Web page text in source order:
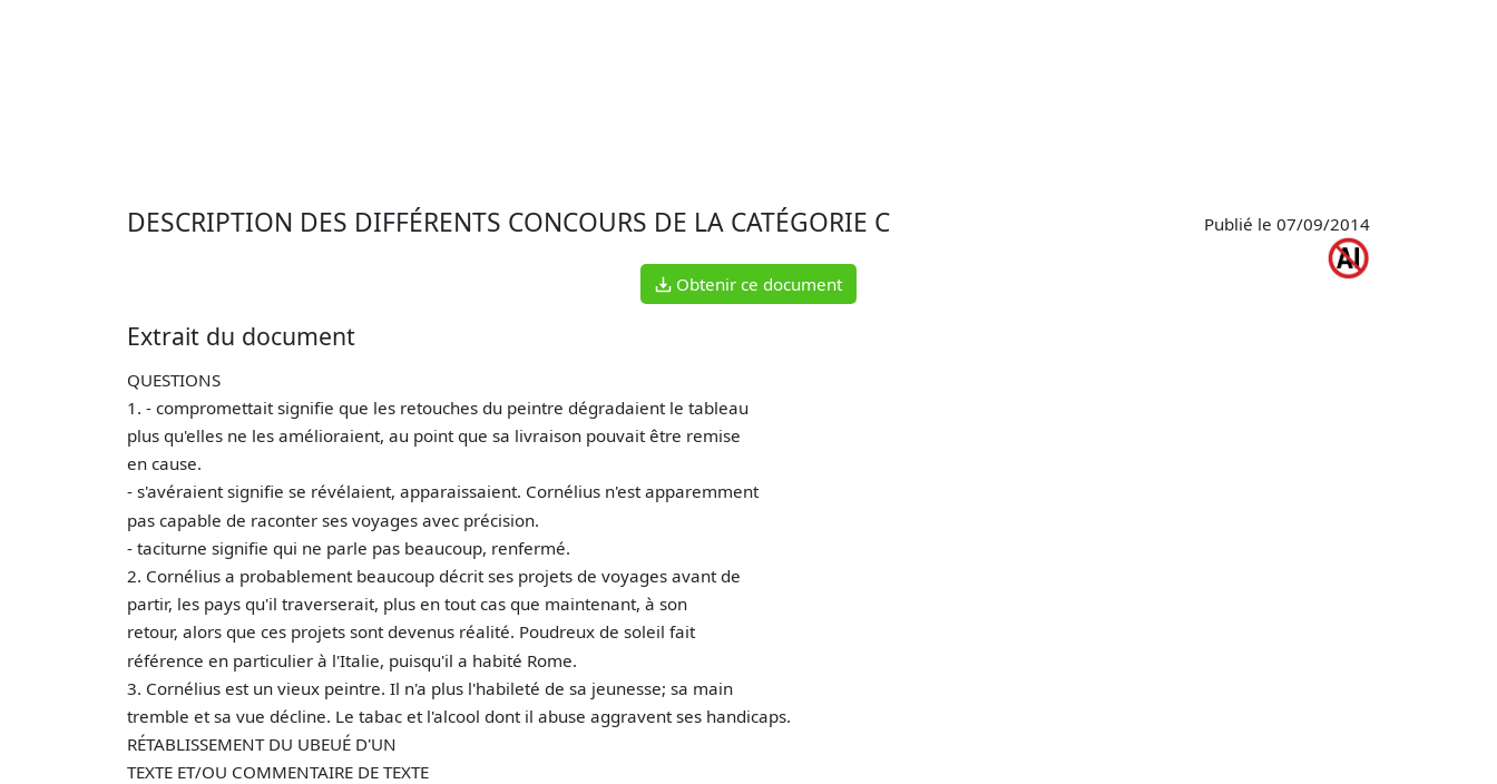
DESCRIPTION DES DIFFÉRENTS CONCOURS DE LA CATÉGORIE C Publié le 07/09/2014
Obtenir ce document
Extrait du document
QUESTIONS
1. - compromettait signifie que les retouches du peintre dégradaient le tableau
plus qu'elles ne les amélioraient, au point que sa livraison pouvait être remise
en cause.
- s'avéraient signifie se révélaient, apparaissaient. Cornélius n'est apparemment
pas capable de raconter ses voyages avec précision.
- taciturne signifie qui ne parle pas beaucoup, renfermé.
2. Cornélius a probablement beaucoup décrit ses projets de voyages avant de
partir, les pays qu'il traverserait, plus en tout cas que maintenant, à son
retour, alors que ces projets sont devenus réalité. Poudreux de soleil fait
référence en particulier à l'Italie, puisqu'il a habité Rome.
3. Cornélius est un vieux peintre. Il n'a plus l'habileté de sa jeunesse; sa main
tremble et sa vue décline. Le tabac et l'alcool dont il abuse aggravent ses handicaps.
RÉTABLISSEMENT DU UBEUÉ D'UN
TEXTE ET/OU COMMENTAIRE DE TEXTE